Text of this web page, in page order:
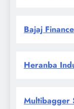
Bajaj
Heranba
Multibagger